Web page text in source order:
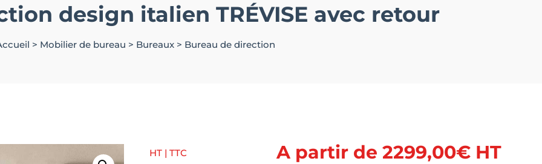
design italien TRÉVISE avec retour
> Mobilier de bureau > Bureaux > Bureau de direction
HT | TTC A partir de 2299,00€HT